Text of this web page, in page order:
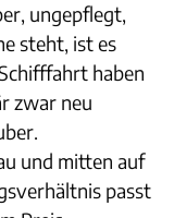
ungepflegt,
steht, ist es
haben
zwar neu
und mitten auf
passt